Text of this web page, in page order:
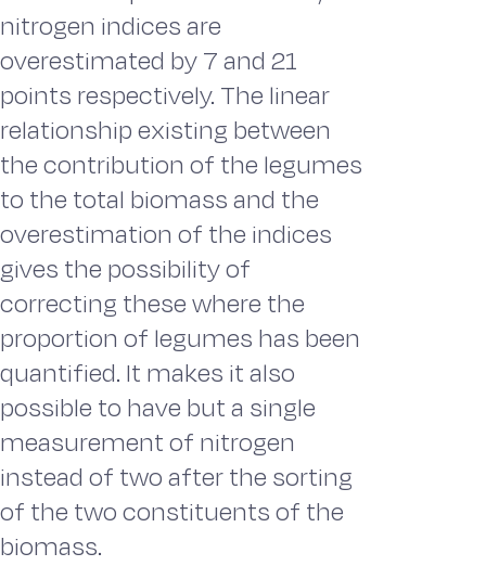
nitrogen indices are
overestimated by 7 and 21
points respectively. The linear
relationship existing between
the contribution of the legumes
to the total biomass and the
overestimation of the indices
gives the possibility of
correcting these where the
proportion of legumes has been
quantified. It makes it also
possible to have but a single
measurement of nitrogen
instead of two after the sorting
of the two constituents of the
biomass.